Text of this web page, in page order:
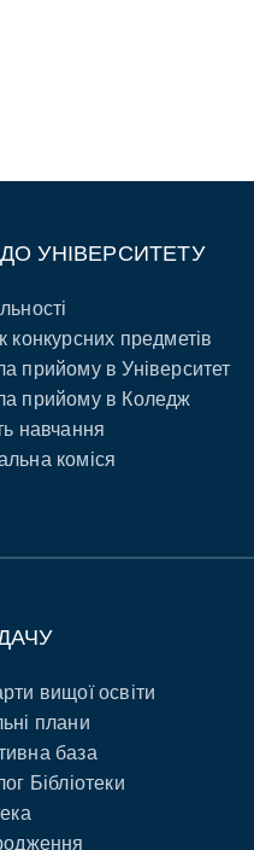
УНІВЕРСИТЕТУ
конкурсних предметів
прийому в Університет
прийому в Коледж
навчання
коміся
вищої освіти
плани
база
Бібліотеки